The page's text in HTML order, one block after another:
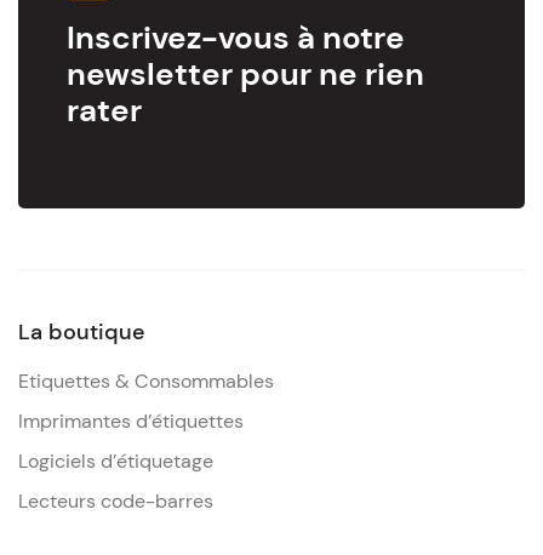
Inscrivez-vous à notre
newsletter pour ne rien
rater
La boutique
Etiquettes & Consommables
Imprimantes d’étiquettes
Logiciels d’étiquetage
Lecteurs code-barres